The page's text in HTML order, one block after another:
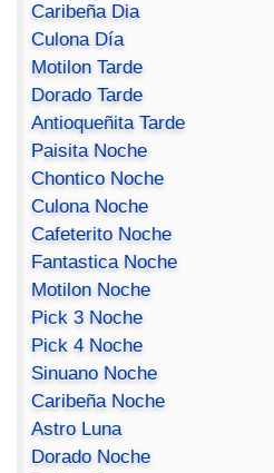
Caribeña Dia
Culona Día
Motilon Tarde
Dorado Tarde
Antioqueñita Tarde
Paisita Noche
Chontico Noche
Culona Noche
Cafeterito Noche
Fantastica Noche
Motilon Noche
Pick 3 Noche
Pick 4 Noche
Sinuano Noche
Caribeña Noche
Astro Luna
Dorado Noche